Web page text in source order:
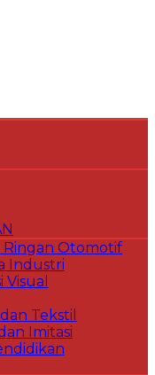
Ringan Otomotif
Industri
Tekstil
Imitasi